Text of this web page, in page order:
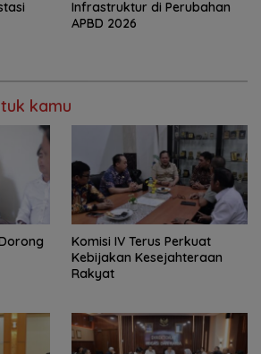
Infrastruktur di Perubahan
APBD 2026
kamu
Komisi IV Terus Perkuat
Kebijakan Kesejahteraan
Rakyat